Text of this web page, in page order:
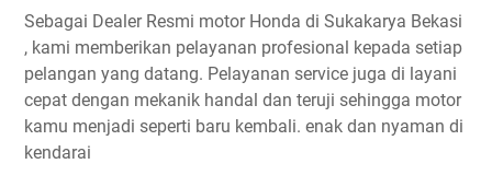
Sebagai Dealer Resmi motor Honda di Sukakarya Bekasi
, kami memberikan pelayanan profesional kepada setiap
pelangan yang datang. Pelayanan service juga di layani
cepat dengan mekanik handal dan teruji sehingga motor
kamu menjadi seperti baru kembali. enak dan nyaman di
kendarai